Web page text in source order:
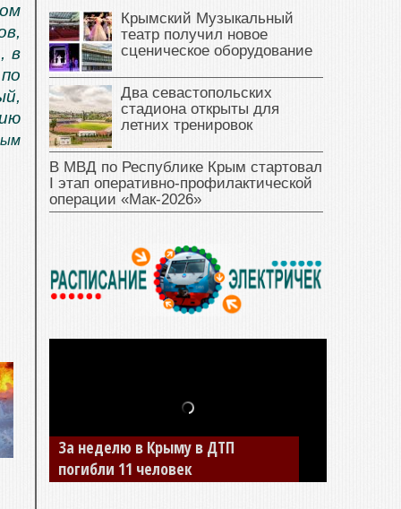
в
Крымский Музыкальный
театр получил новое
сценическое оборудование
Два севастопольских
стадиона открыты для
летних тренировок
В МВД по Республике Крым стартовал
I этап оперативно‑профилактической
операции «Мак‑2026»
За неделю в Крыму в ДТП
погибли 11 человек
В Джанкое водитель ВАЗа сбил
двух детей на «зебре»